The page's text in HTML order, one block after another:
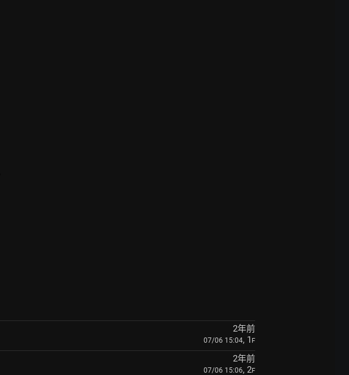
2年前
07/06 15:04, 1 F
2年前
07/06 15:06, 2F